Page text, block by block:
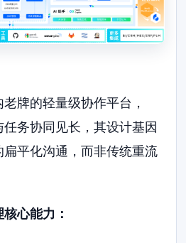
牌的轻量级协作平台，
务协同见长，其设计基因
平化沟通，而非传统重流
心能力：